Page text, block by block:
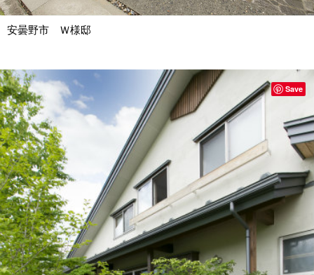
安曇野市 Ｗ様邸
Save